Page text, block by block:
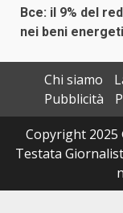
Bce: il 9% del
nei beni
Chi siamo
Pubblicità
Copyright 2025
Testata